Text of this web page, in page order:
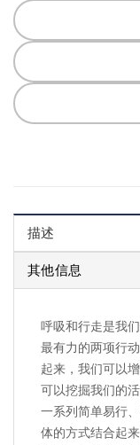
描述
其他信息
呼吸和行走是我
最有力的两项行
起来，我们可以
可以挖掘我们的
一系列简单易行
体的方式结合起